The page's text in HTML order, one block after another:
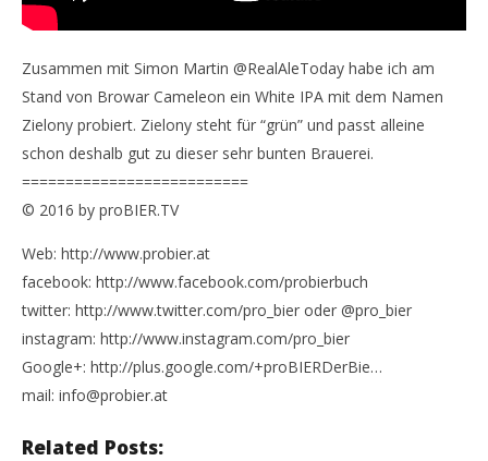
Zusammen mit Simon Martin @RealAleToday habe ich am
Stand von Browar Cameleon ein White IPA mit dem Namen
Zielony probiert. Zielony steht für “grün” und passt alleine
schon deshalb gut zu dieser sehr bunten Brauerei.
==========================
© 2016 by proBIER.TV
Web: http://www.probier.at
facebook: http://www.facebook.com/probierbuch
twitter: http://www.twitter.com/pro_bier oder @pro_bier
instagram: http://www.instagram.com/pro_bier
Google+: http://plus.google.com/+proBIERDerBie…
mail: info@probier.at
Related Posts: